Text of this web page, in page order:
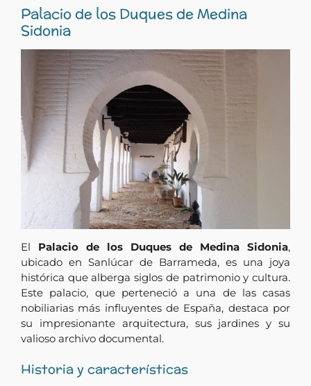
Palacio de los Duques de Medina
Sidonia
El Palacio de los Duques de Medina Sidonia,
ubicado en Sanlúcar de Barrameda, es una joya
histórica que alberga siglos de patrimonio y cultura.
Este palacio, que perteneció a una de las casas
nobiliarias más influyentes de España, destaca por
su impresionante arquitectura, sus jardines y su
valioso archivo documental.
Historia y características